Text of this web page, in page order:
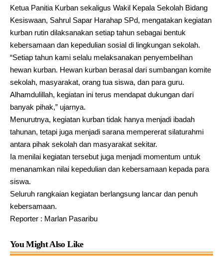
Ketua Panitia Kurban sekaligus Wakil Kepala Sekolah Bidang
Kesiswaan, Sahrul Sapar Harahap SPd, mengatakan kegiatan
kurban rutin dilaksanakan setiap tahun sebagai bentuk
kebersamaan dan kepedulian sosial di lingkungan sekolah.
“Setiap tahun kami selalu melaksanakan penyembelihan
hewan kurban. Hewan kurban berasal dari sumbangan komite
sekolah, masyarakat, orang tua siswa, dan para guru.
Alhamdulillah, kegiatan ini terus mendapat dukungan dari
banyak pihak,” ujarnya.
Menurutnya, kegiatan kurban tidak hanya menjadi ibadah
tahunan, tetapi juga menjadi sarana mempererat silaturahmi
antara pihak sekolah dan masyarakat sekitar.
Ia menilai kegiatan tersebut juga menjadi momentum untuk
menanamkan nilai kepedulian dan kebersamaan kepada para
siswa.
Seluruh rangkaian kegiatan berlangsung lancar dan penuh
kebersamaan.
Reporter : Marlan Pasaribu
You Might Also Like